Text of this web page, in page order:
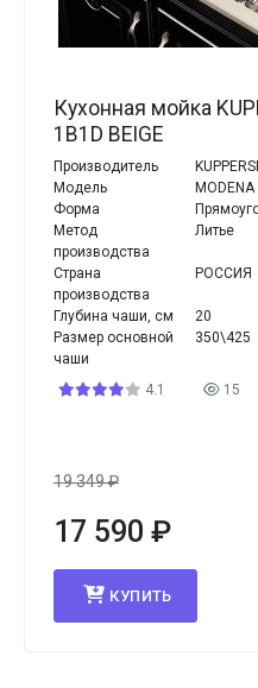
Кухонная мойка
1B1D BEIGE
Производитель
Модель
Форма
Метод
производства
Литье
Страна
производства
РОССИЯ
Глубина чаши, см
20
Размер основной
чаши
350\425
4.1 15
19 349₽
17 590 ₽
КУПИТЬ